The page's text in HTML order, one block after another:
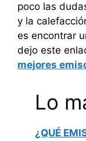
poco las
y la
es encontrar
dejo este
mejores
Lo
¿QUÉ